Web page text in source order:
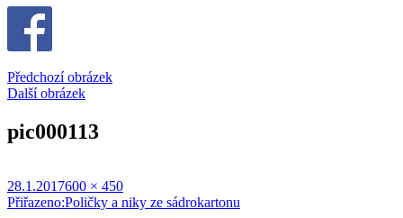
Předchozí obrázek
Další obrázek
pic000113
Publikováno:
28.1.2017Původní
velikost:
600 × 450
Navigace
Přiřazeno:Poličky a niky ze sádrokartonu